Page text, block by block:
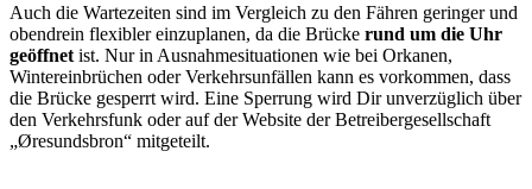
Auch die Wartezeiten sind im Vergleich zu den Fähren geringer und
obendrein flexibler einzuplanen, da die Brücke rund um die Uhr
geöffnet ist. Nur in Ausnahmesituationen wie bei Orkanen,
Wintereinbrüchen oder Verkehrsunfällen kann es vorkommen, dass
die Brücke gesperrt wird. Eine Sperrung wird Dir unverzüglich über
den Verkehrsfunk oder auf der Website der Betreibergesellschaft
„Øresundsbron“ mitgeteilt.